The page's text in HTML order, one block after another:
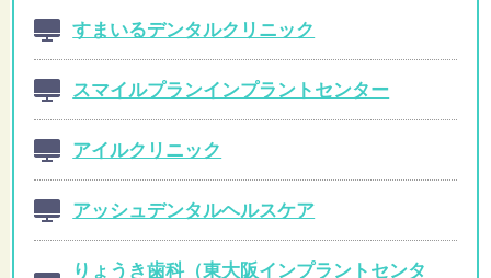
すまいるデンタルクリニック
スマイルプランインプラントセンター
アイルクリニック
アッシュデンタルヘルスケア
りょうき歯科（東大阪インプラントセンタ